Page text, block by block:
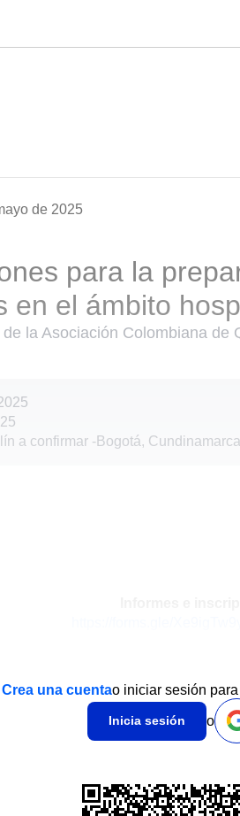
de 2025
para la
en el ámbito
la Asociación Colombiana
a confirmar -Bogotá,
Crea una cuentao iniciar sesión
Inicia sesión o